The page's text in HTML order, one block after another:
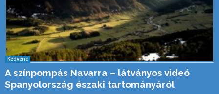
Kedvenc
A színpompás Navarra – látványos videó
Spanyolország északi tartományáról